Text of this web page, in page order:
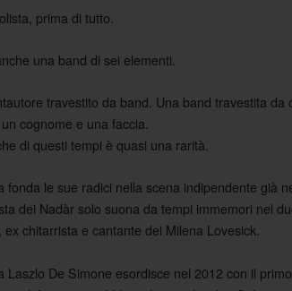
prima di tutto.
una band di sei elementi.
travestito da band. Una band travestita
cognome e una faccia.
di questi tempi è quasi una rarità.
fonda le sue radici nella scena indipendente già
dei Nadàr solo suona da tempi immemori nel
ex chitarrista e cantante dei Milena Lovesick.
Laszlo De Simone esordisce nel 2012 con il